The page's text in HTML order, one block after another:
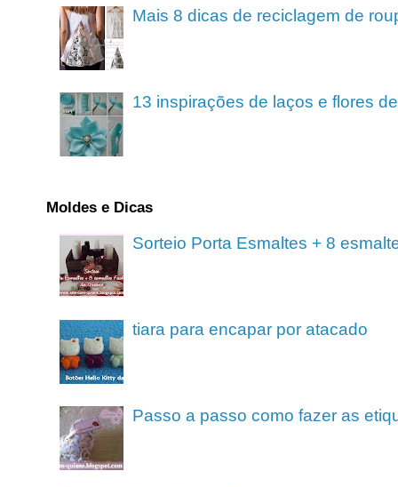
Mais 8 dicas de reciclagem de
13 inspirações de laços e flores
Moldes e Dicas
Sorteio Porta Esmaltes + 8
tiara para encapar por atacado
Passo a passo como fazer as